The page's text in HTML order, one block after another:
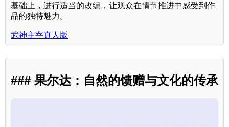
基础上，进行适当的改编，让观众在情节推进中感受到作
品的独特魅力。
武神主宰真人版
### 果尔达：自然的馈赠与文化的传承